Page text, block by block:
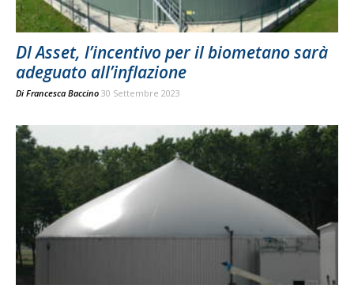
Dl Asset, l’incentivo per il biometano sarà
adeguato all’inflazione
Di Francesca Baccino 30 Settembre 2023